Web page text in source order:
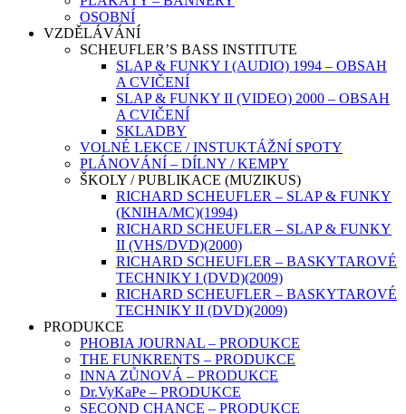
OSOBNÍ
VZDĚLÁVÁNÍ
SCHEUFLER’S BASS INSTITUTE
SLAP & FUNKY I (AUDIO) 1994 – OBSAH
A CVIČENÍ
SLAP & FUNKY II (VIDEO) 2000 – OBSAH
A CVIČENÍ
SKLADBY
VOLNÉ LEKCE / INSTUKTÁŽNÍ SPOTY
PLÁNOVÁNÍ – DÍLNY / KEMPY
ŠKOLY / PUBLIKACE (MUZIKUS)
RICHARD SCHEUFLER – SLAP & FUNKY
(KNIHA/MC)(1994)
RICHARD SCHEUFLER – SLAP & FUNKY
II (VHS/DVD)(2000)
RICHARD SCHEUFLER – BASKYTAROVÉ
TECHNIKY I (DVD)(2009)
RICHARD SCHEUFLER – BASKYTAROVÉ
TECHNIKY II (DVD)(2009)
PRODUKCE
PHOBIA JOURNAL – PRODUKCE
THE FUNKRENTS – PRODUKCE
INNA ZŮNOVÁ – PRODUKCE
Dr.VyKaPe – PRODUKCE
SECOND CHANCE – PRODUKCE